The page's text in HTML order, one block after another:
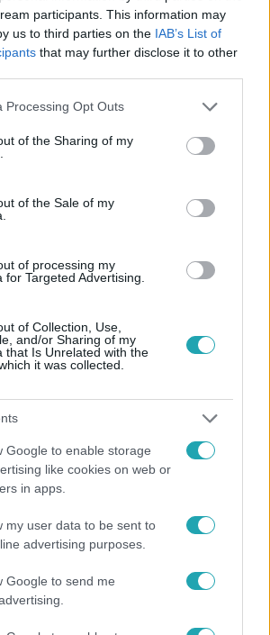
participants. This information may
us to third parties on the IAB’s List of
that may further disclose it to other
website/app uses one or more Google
or usage behaviour. You may click to
to Google and its third-party tags to
specified purposes in below Google
Processing Opt Outs
of the Sharing of my
of the Sale of my
of processing my
for Targeted Advertising.
of Collection, Use,
and/or Sharing of my
that Is Unrelated with the
it was collected.
Google to enable storage
like cookies on web or
in apps.
my user data to be sent to
advertising purposes.
Google to send me
is!
#ADÁSRÉSZLETEK
VIDEÓ
14:09